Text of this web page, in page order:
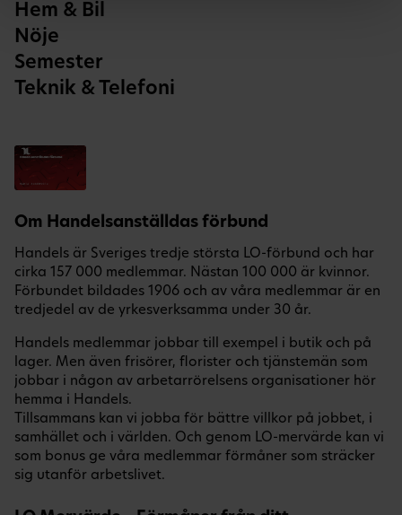
Hem & Bil
Nöje
Semester
Teknik & Telefoni
Om Handelsanställdas förbund
Handels är Sveriges tredje största LO-förbund och har
cirka 157 000 medlemmar. Nästan 100 000 är kvinnor.
Förbundet bildades 1906 och av våra medlemmar är en
tredjedel av de yrkesverksamma under 30 år.
Handels medlemmar jobbar till exempel i butik och på
lager. Men även frisörer, florister och tjänstemän som
jobbar i någon av arbetarrörelsens organisationer hör
hemma i Handels.
Tillsammans kan vi jobba för bättre villkor på jobbet, i
samhället och i världen. Och genom LO-mervärde kan vi
som bonus ge våra medlemmar förmåner som sträcker
sig utanför arbetslivet.